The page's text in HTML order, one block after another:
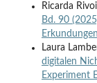
Ricarda
Bd. 90
Laura
digitalen
Experiment